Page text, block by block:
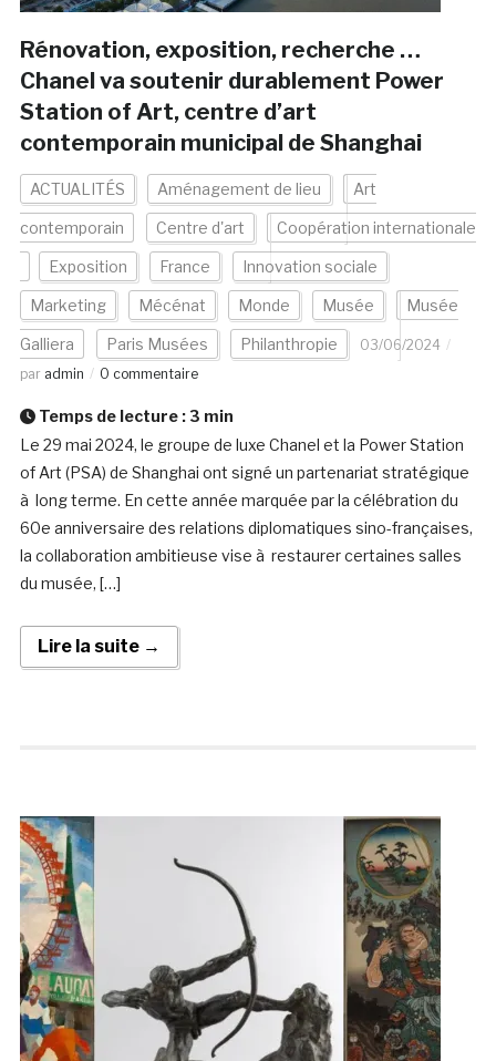
Rénovation, exposition, recherche …
Chanel va soutenir durablement Power
Station of Art, centre d’art
contemporain municipal de Shanghai
ACTUALITÉS Aménagement de lieu Art
contemporain Centre d'art Coopération internationale
Exposition France Innovation sociale
Marketing Mécénat Monde Musée Musée
Galliera Paris Musées Philanthropie
03/06/2024
par admin 0 commentaire
Temps de lecture : 3 min
Le 29 mai 2024, le groupe de luxe Chanel et la Power Station
of Art (PSA) de Shanghai ont signé un partenariat stratégique
à long terme. En cette année marquée par la célébration du
60e anniversaire des relations diplomatiques sino-françaises,
la collaboration ambitieuse vise à restaurer certaines salles
du musée, […]
Lire la suite →